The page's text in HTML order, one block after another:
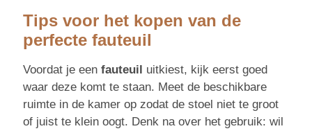
Tips voor het kopen van de
perfecte fauteuil
Voordat je een fauteuil uitkiest, kijk eerst goed
waar deze komt te staan. Meet de beschikbare
ruimte in de kamer op zodat de stoel niet te groot
of juist te klein oogt. Denk na over het gebruik: wil